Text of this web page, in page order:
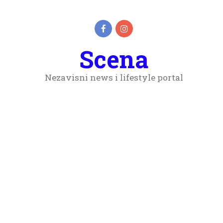
Scena
Nezavisni news i lifestyle portal